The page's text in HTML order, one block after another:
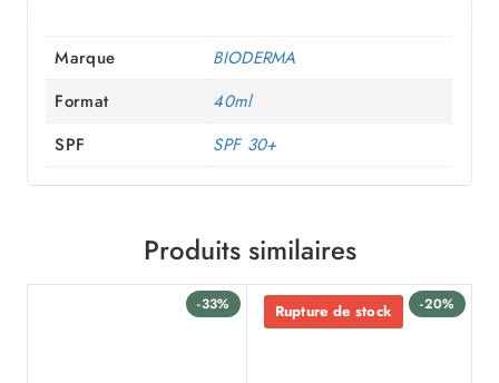
Marque
BIODERMA
Format
40ml
SPF
SPF 30+
Produits similaires
-33% -20%
Rupture de stock